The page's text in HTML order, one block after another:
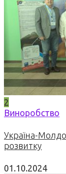
2
Виноробство
Україна-
розвитку
01.10.2024